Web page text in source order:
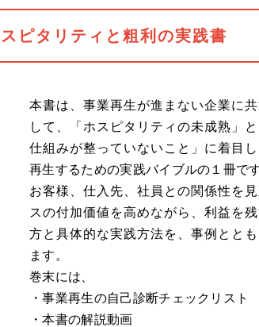
ピタリティと粗利の実践書
本書は、事業再生が進まない企業に
して、「ホスピタリティの未成熟」
仕組みが整っていないこと」に着目
再生するための実践バイブルの１冊です
お客様、仕入先、社員との関係性を
スの付加価値を高めながら、利益を残
方と具体的な実践方法を、事例とと
ます。
巻末には、
・事業再生の自己診断チェックリスト
・本書の解説動画